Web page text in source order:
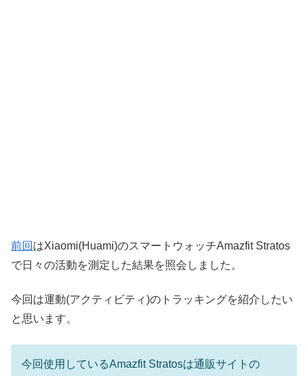
前回 はXiaomi(Huami)のスマートウォッチAmazfit Stratos
で日々の活動を測定した結果を照会しました。
今回は運動(アクティビティ)のトラッキングを紹介したい
と思います。
今回使用しているAmazfit Stratosは通販サイトの